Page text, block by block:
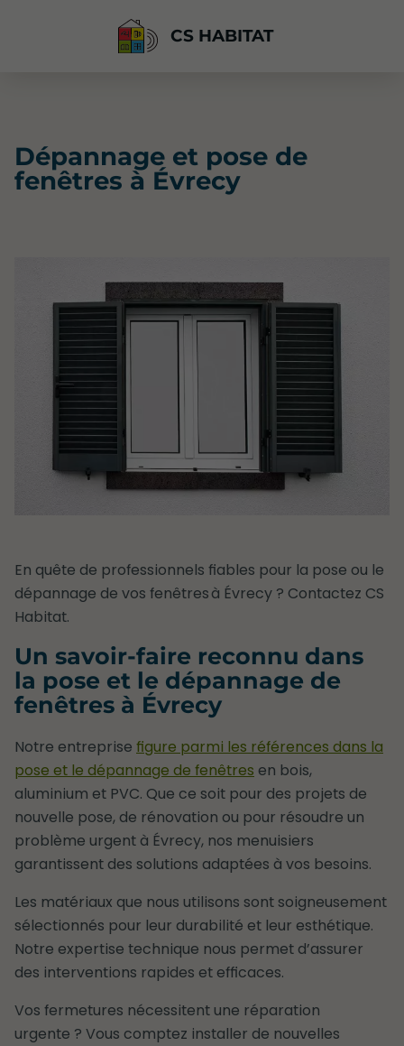
CS HABITAT
Dépannage et pose de
fenêtres à Évrecy
En quête de professionnels fiables pour la pose ou le
dépannage de vos fenêtres à Évrecy ? Contactez CS
Habitat.
Un savoir-faire reconnu dans
la pose et le dépannage de
fenêtres à Évrecy
Notre entreprise figure parmi les références dans la
pose et le dépannage de fenêtres en bois,
aluminium et PVC. Que ce soit pour des projets de
nouvelle pose, de rénovation ou pour résoudre un
problème urgent à Évrecy, nos menuisiers
garantissent des solutions adaptées à vos besoins.
Les matériaux que nous utilisons sont soigneusement
sélectionnés pour leur durabilité et leur esthétique.
Notre expertise technique nous permet d’assurer
des interventions rapides et efficaces.
Vos fermetures nécessitent une réparation
urgente ? Vous comptez installer de nouvelles